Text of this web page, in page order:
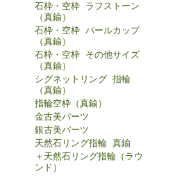
石枠・空枠 ラフストーン
（真鍮）
石枠・空枠 パールカップ
（真鍮）
石枠・空枠 その他サイズ
（真鍮）
シグネットリング 指輪
（真鍮）
指輪空枠（真鍮）
金古美パーツ
銀古美パーツ
天然石リング指輪 真鍮
＋天然石リング指輪（ラウ
ンド）